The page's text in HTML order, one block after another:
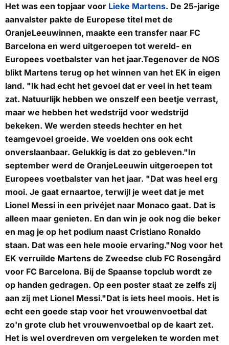
Het was een topjaar voor Lieke Martens. De 25-jarige
aanvalster pakte de Europese titel met de
OranjeLeeuwinnen, maakte een transfer naar FC
Barcelona en werd uitgeroepen tot wereld- en
Europees voetbalster van het jaar.Tegenover de NOS
blikt Martens terug op het winnen van het EK in eigen
land. "Ik had echt het gevoel dat er veel in het team
zat. Natuurlijk hebben we onszelf een beetje verrast,
maar we hebben het wedstrijd voor wedstrijd
bekeken. We werden steeds hechter en het
teamgevoel groeide. We voelden ons ook echt
onverslaanbaar. Gelukkig is dat zo gebleven."In
september werd de OranjeLeeuwin uitgeroepen tot
Europees voetbalster van het jaar. "Dat was heel erg
mooi. Je gaat ernaartoe, terwijl je weet dat je met
Lionel Messi in een privéjet naar Monaco gaat. Dat is
alleen maar genieten. En dan win je ook nog die beker
en mag je op het podium naast Cristiano Ronaldo
staan. Dat was een hele mooie ervaring."Nog voor het
EK verruilde Martens de Zweedse club FC Rosengård
voor FC Barcelona. Bij de Spaanse topclub wordt ze
op handen gedragen. Op een poster staat ze zelfs zij
aan zij met Lionel Messi."Dat is iets heel moois. Het is
echt een goede stap voor het vrouwenvoetbal dat
zo'n grote club het vrouwenvoetbal op de kaart zet.
Het is wel overdreven om vergeleken te worden met